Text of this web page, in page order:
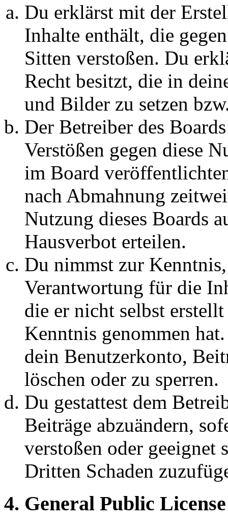
Du erklärst mit der
Inhalte enthält, die
Sitten verstoßen. Du
Recht besitzt, die in
und Bilder zu setzen
Der Betreiber des
Verstößen gegen diese
im Board
nach Abmahnung
Nutzung dieses Boards
Hausverbot erteilen.
Du nimmst zur
Verantwortung für die
die er nicht selbst
Kenntnis genommen
dein Benutzerkonto,
löschen oder zu sperren.
Du gestattest dem
Beiträge abzuändern,
verstoßen oder geeignet
Dritten Schaden
4. General Public License